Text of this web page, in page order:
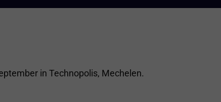
in Technopolis, Mechelen.